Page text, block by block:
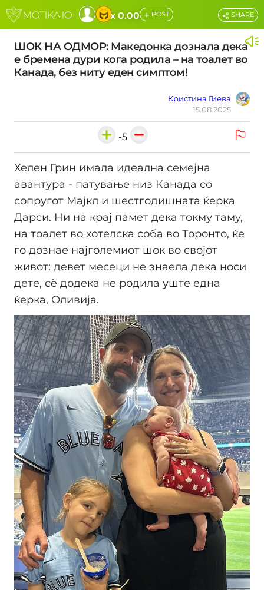
x 0.00 + POST
ШОК НА ОДМОР: Македонка дознала дека
е бремена дури кога родила – на тоалет во
Канада, без ниту еден симптом!
Кристина Гиева
15.08.2025
SHARE
-5
Хелен Грин имала идеална семејна
авантура - патување низ Канада со
сопругот Мајкл и шестгодишната ќерка
Дарси. Ни на крај памет дека токму таму,
на тоалет во хотелска соба во Торонто, ќе
го дознае најголемиот шок во својот
живот: девет месеци не знаела дека носи
дете, сè додека не родила уште една
ќерка, Оливија.